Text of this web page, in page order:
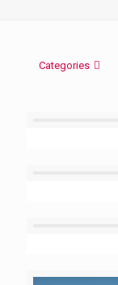
Categories